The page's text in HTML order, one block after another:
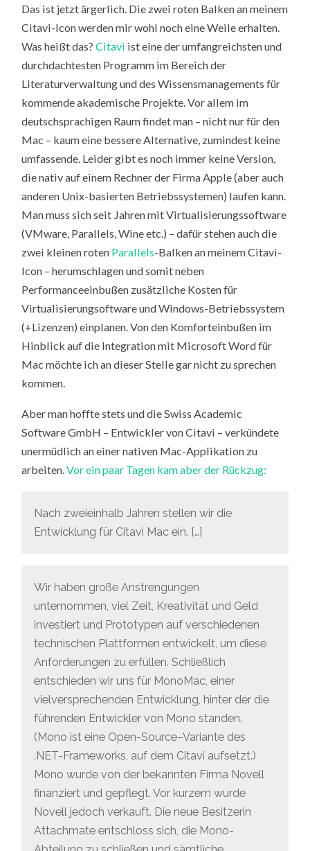
Das ist jetzt ärgerlich. Die zwei roten Balken an meinem
Citavi-Icon werden mir wohl noch eine Weile erhalten.
Was heißt das?Citavi ist eine der umfangreichsten und
durchdachtesten Programm im Bereich der
Literaturverwaltung und des Wissensmanagements für
kommende akademische Projekte. Vor allem im
deutschsprachigen Raum findet man – nicht nur für den
Mac – kaum eine bessere Alternative, zumindest keine
umfassende. Leider gibt es noch immer keine Version,
die nativ auf einem Rechner der Firma Apple (aber auch
anderen Unix-basierten Betriebssystemen) laufen kann.
Man muss sich seit Jahren mit Virtualisierungssoftware
(VMware, Parallels, Wine etc.) – dafür stehen auch die
zwei kleinen roten Parallels-Balken an meinem Citavi-
Icon – herumschlagen und somit neben
Performanceeinbußen zusätzliche Kosten für
Virtualisierungsoftware und Windows-Betriebssystem
(+Lizenzen) einplanen. Von den Komforteinbußen im
Hinblick auf die Integration mit Microsoft Word für
Mac möchte ich an dieser Stelle gar nicht zu sprechen
kommen.
Aber man hoffte stets und die Swiss Academic
Software GmbH – Entwickler von Citavi – verkündete
unermüdlich an einer nativen Mac-Applikation zu
arbeiten.Vor ein paar Tagen kam aber der Rückzug:
Nach zweieinhalb Jahren stellen wir die
Entwicklung für Citavi Mac ein. […]
Wir haben große Anstrengungen
unternommen, viel Zeit, Kreativität und Geld
investiert und Prototypen auf verschiedenen
technischen Plattformen entwickelt, um diese
Anforderungen zu erfüllen. Schließlich
entschieden wir uns für MonoMac, einer
vielversprechenden Entwicklung, hinter der die
führenden Entwickler von Mono standen.
(Mono ist eine Open-Source–Variante des
.NET-Frameworks, auf dem Citavi aufsetzt.)
Mono wurde von der bekannten Firma Novell
finanziert und gepflegt. Vor kurzem wurde
Novell jedoch verkauft. Die neue Besitzerin
Attachmate entschloss sich, die Mono-